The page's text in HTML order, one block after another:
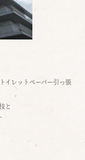
イレットペーパー引っ張
と